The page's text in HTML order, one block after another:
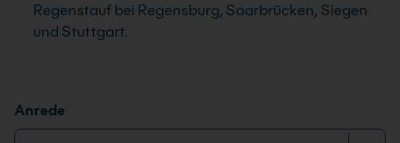
Regenstauf bei Regensburg, Saarbrücken, Siegen
und Stuttgart.
Anrede